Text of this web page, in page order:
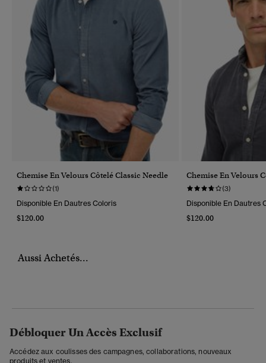
Chemise En Velours Côtelé Classic Needle
(1)
Disponible En Dautres Coloris
$120.00
Chemise En Velours
(3)
Disponible En Dautres
$120.00
Aussi Achetés...
Débloquer Un Accès Exclusif
Accédez aux coulisses des campagnes, collaborations, nouveaux
produits et ventes.